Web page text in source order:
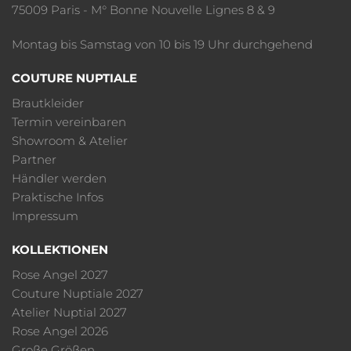
75009 Paris - M° Bonne Nouvelle Lignes 8 & 9
Montag bis Samstag von 10 bis 19 Uhr durchgehend
COUTURE NUPTIALE
Brautkleider
Termin vereinbaren
Showroom & Atelier
Partner
Händler werden
Praktische Infos
Impressum
KOLLEKTIONEN
Rose Angel 2027
Couture Nuptiale 2027
Atelier Nuptial 2027
Rose Angel 2026